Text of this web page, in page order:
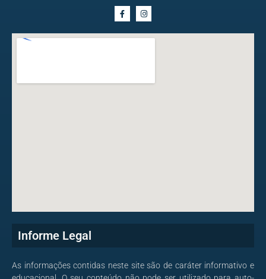
Informe Legal
As informações contidas neste site são de caráter informativo e